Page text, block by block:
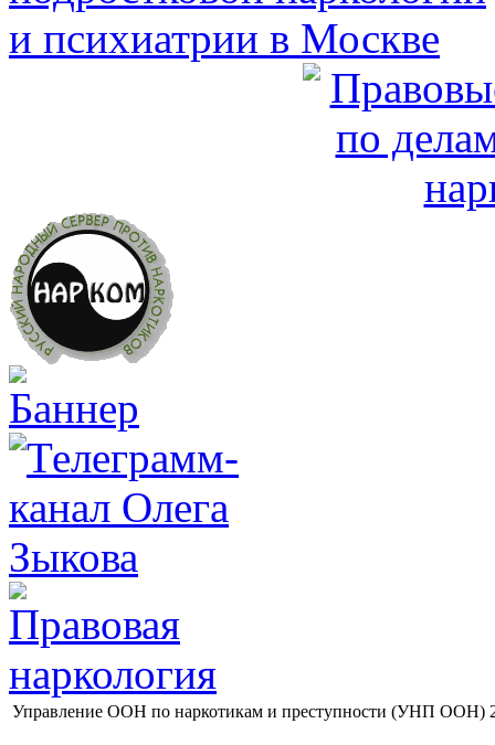
Управление ООН по наркотикам и преступности (УНП ООН)